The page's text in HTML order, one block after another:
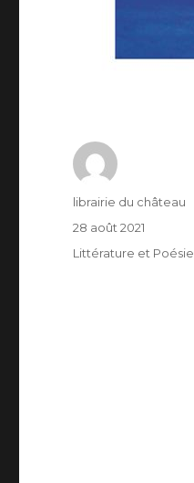
Auteur
librairie du château
Publié
le
28 août 2021
Catégories
Littérature et Poésie